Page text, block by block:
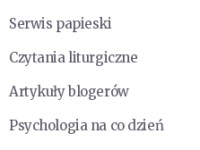
Serwis papieski
Czytania liturgiczne
Artykuły blogerów
Psychologia na co dzień